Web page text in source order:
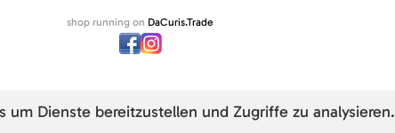
shop running on DaCuris.Trade
um Dienste bereitzustellen und Zugriffe zu analysieren.